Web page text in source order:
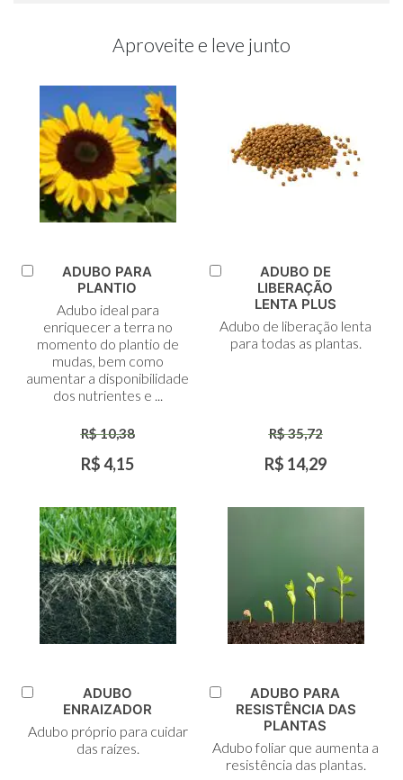
Aproveite e leve junto
Adicionar
Carrinho
ADUBO PARA
PLANTIO
Adubo ideal para
enriquecer a terra no
momento do plantio de
mudas, bem como
aumentar a disponibilidade
dos nutrientes e ...
R$ 10,38
R$ 4,15
Adicionar
ADUBO DE
LIBERAÇÃO
LENTA PLUS
Adubo de liberação lenta
para todas as plantas.
R$ 35,72
R$ 14,29
Adicionar
Carrinho
ADUBO
ENRAIZADOR
Adubo próprio para cuidar
das raízes.
Adicionar
ADUBO PARA
RESISTÊNCIA DAS
PLANTAS
Adubo foliar que aumenta a
resistência das plantas.